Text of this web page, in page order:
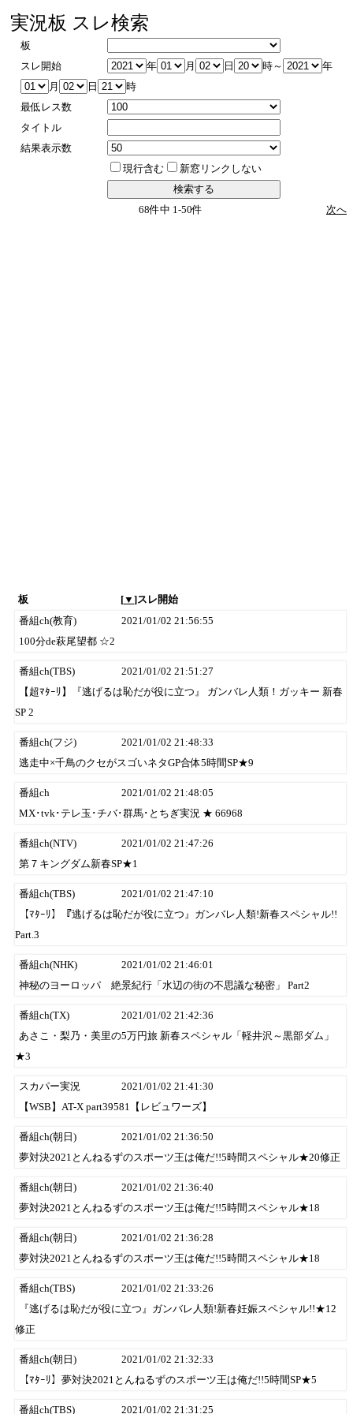
実況板 スレ検索
板
スレ開始
年 月 日 時～
年
月
日
時
最低レス数
タイトル
結果表示数
現行含む
新窓リンクしない
68件中 1-50件 次へ
板 [▼ ]スレ開始
番組ch(教育)
2021/01/02 21:56:55
100分de萩尾望都 ☆2
番組ch(TBS)
2021/01/02 21:51:27
【超ﾏﾀｰﾘ】『逃げるは恥だが役に立つ』 ガンバレ人類！ガッキー 新春
SP 2
番組ch(フジ)
2021/01/02 21:48:33
逃走中×千鳥のクセがスゴいネタGP合体5時間SP★9
番組ch
2021/01/02 21:48:05
MX･tvk･テレ玉･チバ･群馬･とちぎ実況 ★ 66968
番組ch(NTV)
2021/01/02 21:47:26
第７キングダム新春SP★1
番組ch(TBS)
2021/01/02 21:47:10
【ﾏﾀｰﾘ】『逃げるは恥だが役に立つ』ガンバレ人類!新春スペシャル!!
Part.3
番組ch(NHK)
2021/01/02 21:46:01
神秘のヨーロッパ 絶景紀行「水辺の街の不思議な秘密」 Part2
番組ch(TX)
2021/01/02 21:42:36
あさこ・梨乃・美里の5万円旅 新春スペシャル「軽井沢～黒部ダム」
★3
スカパー実況
2021/01/02 21:41:30
【WSB】AT-X part39581【レビュワーズ】
番組ch(朝日)
2021/01/02 21:36:50
夢対決2021とんねるずのスポーツ王は俺だ!!5時間スペシャル★20修正
番組ch(朝日)
2021/01/02 21:36:40
夢対決2021とんねるずのスポーツ王は俺だ!!5時間スペシャル★18
番組ch(朝日)
2021/01/02 21:36:28
夢対決2021とんねるずのスポーツ王は俺だ!!5時間スペシャル★18
番組ch(TBS)
2021/01/02 21:33:26
『逃げるは恥だが役に立つ』ガンバレ人類!新春妊娠スペシャル!!★12
修正
番組ch(朝日)
2021/01/02 21:32:33
【ﾏﾀｰﾘ】夢対決2021とんねるずのスポーツ王は俺だ!!5時間SP★5
番組ch(TBS) 2021/01/02 21:31:25